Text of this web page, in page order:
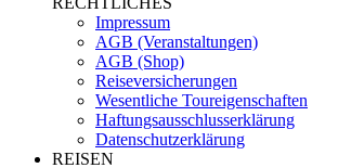
Impressum
AGB (Veranstaltungen)
AGB (Shop)
Reiseversicherungen
Wesentliche Toureigenschaften
Haftungsausschlusserklärung
Datenschutzerklärung
REISEN